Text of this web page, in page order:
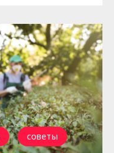
советы